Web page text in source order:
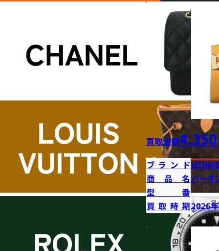
買取金額
ブランド
商品名バーキ
型番
買取時期2026